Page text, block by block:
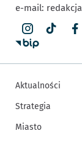
e-mail:
Aktualności
Strategia
Miasto